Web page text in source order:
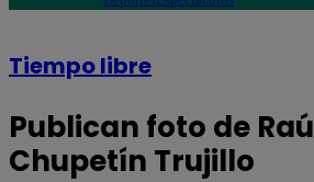
Tiempo libre
Publican foto de
Chupetín Trujillo